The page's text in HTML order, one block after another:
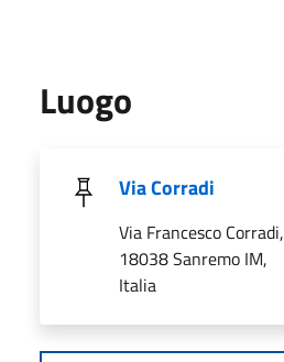
Luogo
Via Corradi
Via Francesco Corradi,
18038 Sanremo IM,
Italia